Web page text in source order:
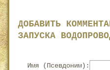
ДОБАВИТЬ
ЗАПУСКА
Имя (Псевдоним):